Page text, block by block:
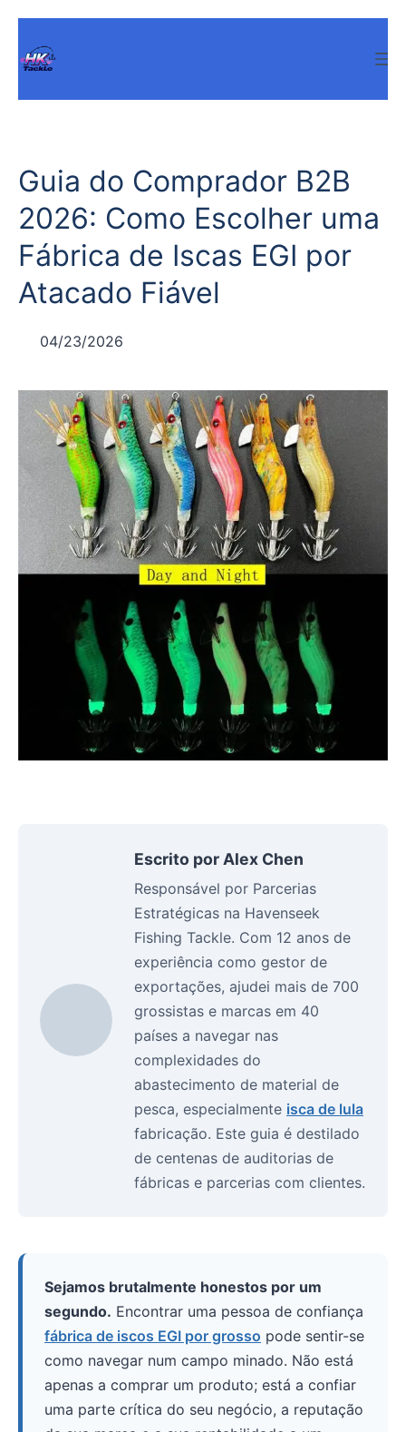
para
conteúdo
Guia do Comprador B2B
2026: Como Escolher uma
Fábrica de Iscas EGI por
Atacado Fiável
04/23/2026
Escrito por Alex Chen
Responsável por Parcerias
Estratégicas na Havenseek
Fishing Tackle. Com 12 anos de
experiência como gestor de
exportações, ajudei mais de 700
grossistas e marcas em 40
países a navegar nas
complexidades do
abastecimento de material de
pesca, especialmente isca de lula
fabricação. Este guia é destilado
de centenas de auditorias de
fábricas e parcerias com clientes.
Sejamos brutalmente honestos por um
segundo. Encontrar uma pessoa de confiança
fábrica de iscos EGI por grosso pode sentir-se
como navegar num campo minado. Não está
apenas a comprar um produto; está a confiar
uma parte crítica do seu negócio, a reputação